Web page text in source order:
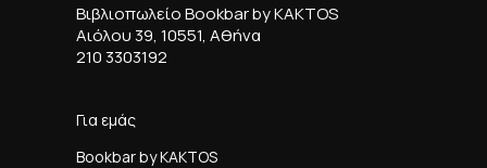
Βιβλιοπωλείο Bookbar by KAKTOS
Αιόλου 39, 10551, Αθήνα
210 3303192
Για εμάς
Bookbar by KAKTOS